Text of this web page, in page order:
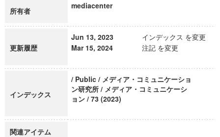
所有者
mediacenter
更新履歴
Jun 13, 2023
インデックス を変更
Mar 15, 2024
注記 を変更
インデックス
/ Public / メディア・コミュニケーショ
ン研究所 / メディア・コミュニケーシ
ョン / 73 (2023)
関連アイテム